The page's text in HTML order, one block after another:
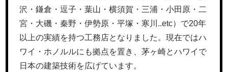
沢・鎌倉・逗子・葉山・横須賀・三浦・小田原・二
宮・大磯・秦野・伊勢原・平塚・寒川..etc）で20年
以上の実績を持つ工務店となりました。現在ではハ
ワイ・ホノルルにも拠点を置き、茅ヶ崎とハワイで
日本の建築技術を広げています。